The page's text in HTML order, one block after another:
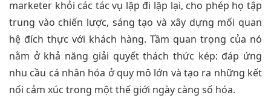
marketer khỏi các tác vụ lặp đi lặp lại, cho phép họ tập
trung vào chiến lược, sáng tạo và xây dựng mối quan
hệ đích thực với khách hàng. Tầm quan trọng của nó
nằm ở khả năng giải quyết thách thức kép: đáp ứng
nhu cầu cá nhân hóa ở quy mô lớn và tạo ra những kết
nối cảm xúc trong một thế giới ngày càng số hóa.